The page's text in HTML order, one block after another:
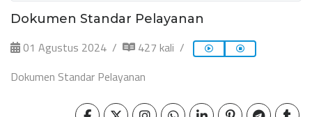
Dokumen Standar Pelayanan
01 Agustus 2024
427 kali
Dokumen Standar Pelayanan